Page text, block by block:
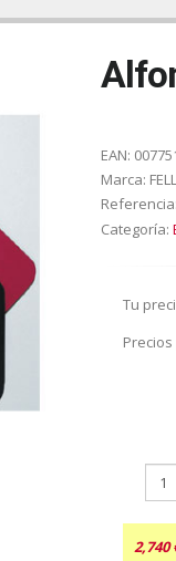
EAN:
Marca:
Referencia:
Categoría:
Tu
2,740